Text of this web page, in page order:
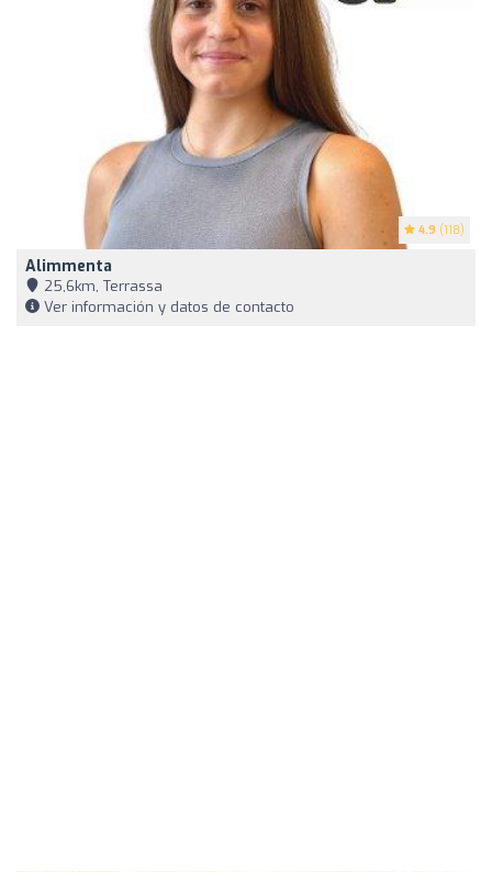
4.9 (118)
Alimmenta
25,6km, Terrassa
Ver información y datos de contacto